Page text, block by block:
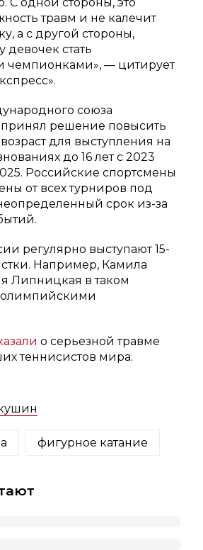
травм и не калечит
а с другой стороны,
девочек стать
— цитирует
союза
решение повысить
для выступления на
до 16 лет с 2023
Российские спортсмены
от всех турниров под
срок из-за
регулярно выступают 15-
Например, Камила
Липницкая в таком
олимпийскими
о серьезной травме
теннисистов мира.
фигурное катание